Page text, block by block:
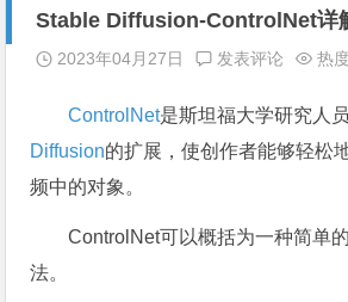
Stable Diffusion-ControlNet详
2023年04月27日 发表评论 热
ControlNet是斯坦福大学研究人
Diffusion的扩展，使创作者能够轻松
频中的对象。
ControlNet可以概括为一种简单
法。